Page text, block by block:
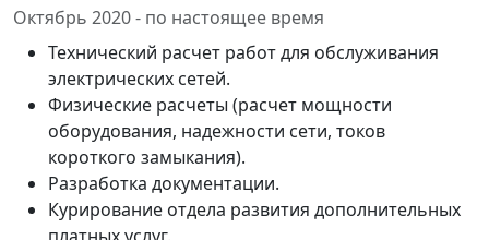
Октябрь 2020 - по настоящее время
Технический расчет работ для обслуживания
электрических сетей.
Физические расчеты (расчет мощности
оборудования, надежности сети, токов
короткого замыкания).
Разработка документации.
Курирование отдела развития дополнительных